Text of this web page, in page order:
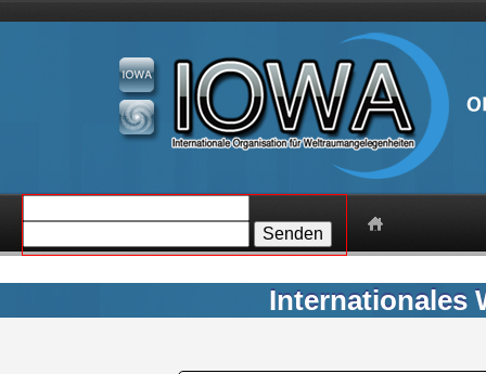
Senden
Internationales